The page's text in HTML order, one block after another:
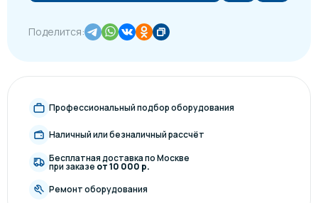
Поделится:
Профессиональный подбор оборудования
Наличный или безналичный рассчёт
Бесплатная доставка по Москве
при заказе от 10 000 р.
Ремонт оборудования